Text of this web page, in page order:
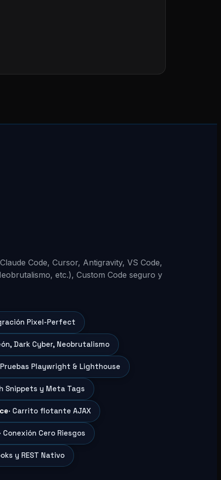
Code, Cursor, Antigravity, VS Code,
etc.), Custom Code seguro y
Pixel-Perfect
Dark Cyber, Neobrutalismo
Pruebas Playwright & Lighthouse
Snippets y Meta Tags
· Carrito flotante AJAX
Conexión Cero Riesgos
y REST Nativo